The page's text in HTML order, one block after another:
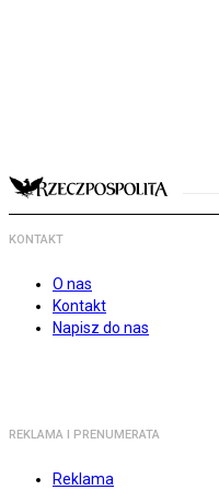
KONTAKT
O nas
Kontakt
Napisz do nas
REKLAMA I PRENUMERATA
Reklama